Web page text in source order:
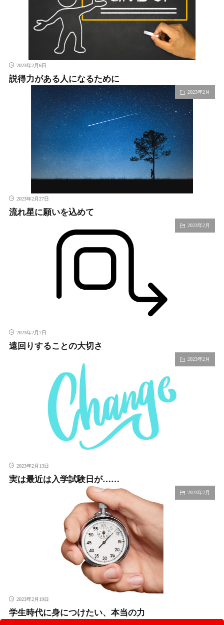
2023年2月6日
説得力がある人になるために
2023年2月
2023年2月27日
流れ星に願いを込めて
2023年2月
2023年2月7日
遠回りすることの大切さ
2023年2月
2023年2月13日
実は最近は入学試験日が……
2023年2月
2023年2月19日
学生時代に身につけたい、本当の力